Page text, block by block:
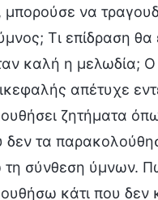
να
Τι επίδραση θα
καλή η μελωδία; Ο
απέτυχε
ζητήματα
δεν τα
τη σύνθεση ύμνων.
κάτι που δεν